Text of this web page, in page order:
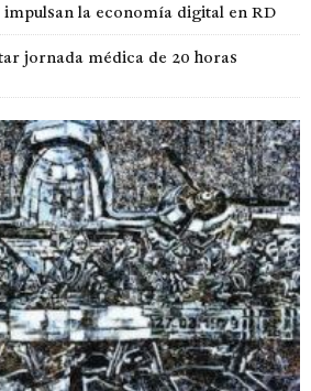
la economía digital en RD
jornada médica de 20 horas